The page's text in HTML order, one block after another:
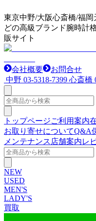
東京中野/大阪心斎橋/福
どの高級ブランド腕時計
販サイト
会社概要
お問合せ
中野 03-5318-7399 心斎橋
トップページご利用案内
お取り寄せについてQ&A
メンテナンス 店舗案内レ
NEW
USED
MEN'S
LADY'S
買取